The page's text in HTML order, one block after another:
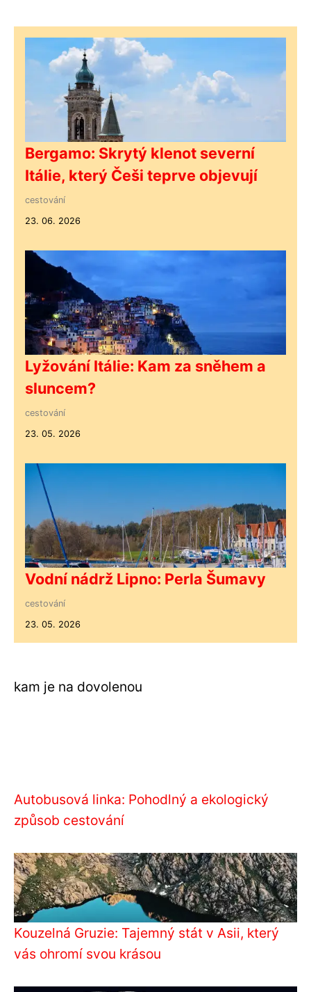
Bergamo: Skrytý klenot severní
Itálie, který Češi teprve objevují
cestování
23. 06. 2026
Lyžování Itálie: Kam za sněhem a
sluncem?
cestování
23. 05. 2026
Vodní nádrž Lipno: Perla Šumavy
cestování
23. 05. 2026
kam je na dovolenou
Autobusová linka: Pohodlný a ekologický
způsob cestování
Kouzelná Gruzie: Tajemný stát v Asii, který
vás ohromí svou krásou